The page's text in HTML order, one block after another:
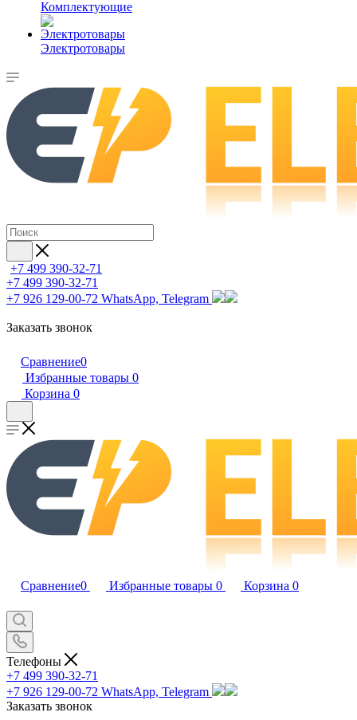
Комплектующие
Электротовары
+7 499 390-32-71
+7 499 390-32-71
+7 926 129-00-72 WhatsApp, Telegram
Заказать звонок
Сравнение0
Избранные товары 0
Корзина 0
Сравнение0 Избранные товары 0 Корзина 0
Телефоны
+7 499 390-32-71
+7 926 129-00-72 WhatsApp, Telegram
Заказать звонок